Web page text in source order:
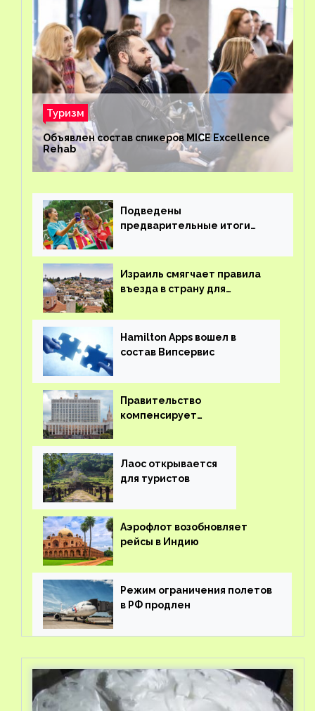
Туризм
Объявлен состав спикеров MICE Excellence
Rehab
Подведены
предварительные итоги
Израиль смягчает правила
въезда в страну для
Hamilton Apps вошел в
состав Випсервис
Правительство
компенсирует
вывоз россиян из-за рубежа
Лаос открывается
для туристов
Аэрофлот возобновляет
рейсы в Индию
Режим ограничения полетов
в РФ продлен